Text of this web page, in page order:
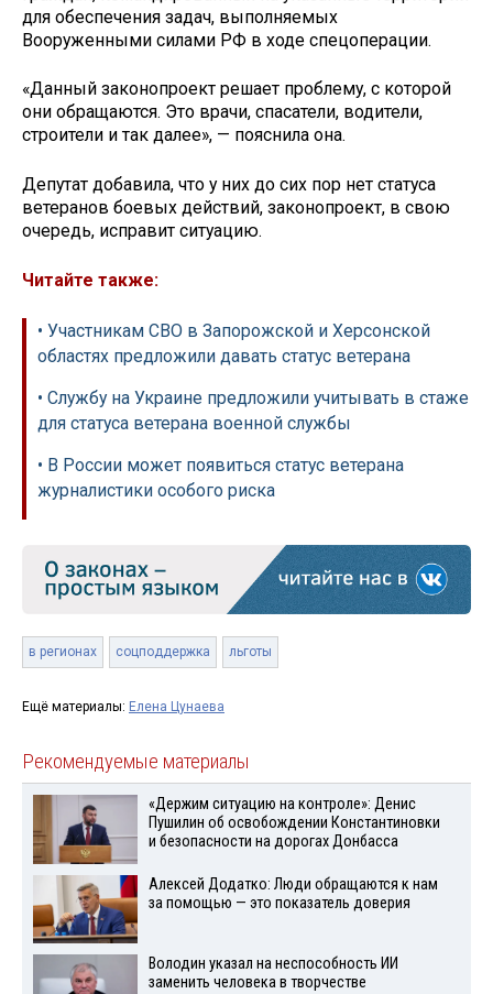
для обеспечения задач, выполняемых
Вооруженными силами РФ в ходе спецоперации.
«Данный законопроект решает проблему, с которой
они обращаются. Это врачи, спасатели, водители,
строители и так далее», — пояснила она.
Депутат добавила, что у них до сих пор нет статуса
ветеранов боевых действий, законопроект, в свою
очередь, исправит ситуацию.
Читайте также:
• Участникам СВО в Запорожской и Херсонской
областях предложили давать статус ветерана
• Службу на Украине предложили учитывать в стаже
для статуса ветерана военной службы
• В России может появиться статус ветерана
журналистики особого риска
в регионах соцподдержка льготы
Ещё материалы: Елена Цунаева
Рекомендуемые материалы
«Держим ситуацию на контроле»: Денис
Пушилин об освобождении Константиновки
и безопасности на дорогах Донбасса
Алексей Додатко: Люди обращаются к нам
за помощью — это показатель доверия
Володин указал на неспособность ИИ
заменить человека в творчестве